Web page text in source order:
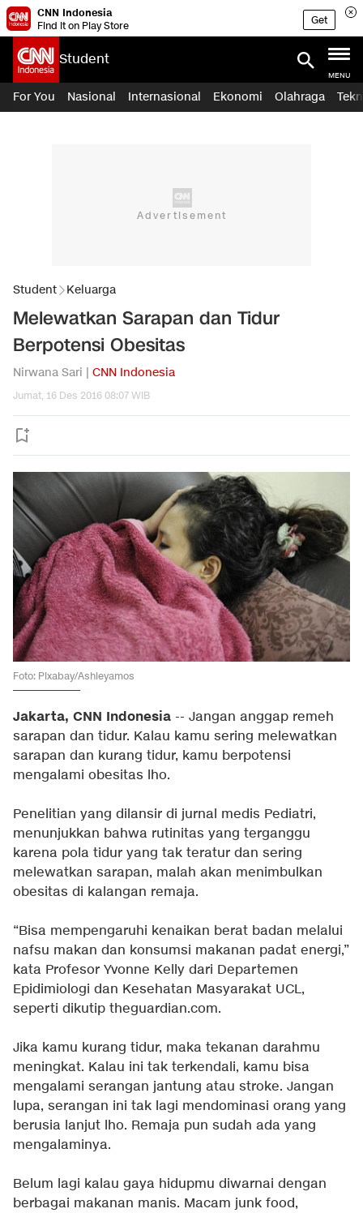
CNN Indonesia
Find it on Play Store
Get
Student
MENU
For You Nasional Internasional Ekonomi Olahraga
Student Keluarga
Melewatkan Sarapan dan Tidur
Berpotensi Obesitas
Nirwana Sari | CNN Indonesia
Jumat, 16 Des 2016 08:07 WIB
Foto: Pixabay/Ashleyamos
Jakarta, CNN Indonesia -- Jangan anggap remeh
sarapan dan tidur. Kalau kamu sering melewatkan
sarapan dan kurang tidur, kamu berpotensi
mengalami obesitas lho.
Penelitian yang dilansir di jurnal medis Pediatri,
menunjukkan bahwa rutinitas yang terganggu
karena pola tidur yang tak teratur dan sering
melewatkan sarapan, malah akan menimbulkan
obesitas di kalangan remaja.
“Bisa mempengaruhi kenaikan berat badan melalui
nafsu makan dan konsumsi makanan padat energi,”
kata Profesor Yvonne Kelly dari Departemen
Epidimiologi dan Kesehatan Masyarakat UCL,
seperti dikutip theguardian.com.
Jika kamu kurang tidur, maka tekanan darahmu
meningkat. Kalau ini tak terkendali, kamu bisa
mengalami serangan jantung atau stroke. Jangan
lupa, serangan ini tak lagi mendominasi orang yang
berusia lanjut lho. Remaja pun sudah ada yang
mengalaminya.
Belum lagi kalau gaya hidupmu diwarnai dengan
berbagai makanan manis. Macam junk food,